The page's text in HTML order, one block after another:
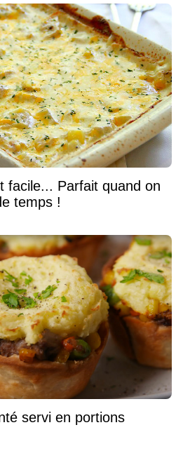
facile... Parfait quand on
temps !
servi en portions